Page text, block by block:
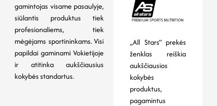
gamintojas visame pasaulyje,
siūlantis produktus tiek
profesionaliems, tiek
mėgėjams sportininkams. Visi
papildai gaminami Vokietijoje
ir atitinka aukščiausius
kokybės standartus.
„All Stars“ prekės
ženklas reiškia
aukščiausios
kokybės
produktus,
pagamintus